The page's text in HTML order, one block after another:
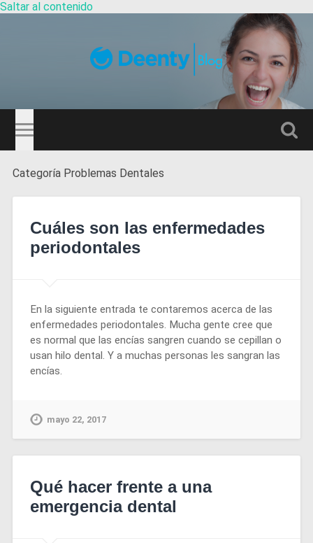
Saltar al contenido
Guía
Dentistas
Categoría Problemas Dentales
Cuáles son las enfermedades
periodontales
En la siguiente entrada te contaremos acerca de las
enfermedades periodontales. Mucha gente cree que
es normal que las encías sangren cuando se cepillan o
usan hilo dental. Y a muchas personas les sangran las
encías.
mayo 22, 2017
Qué hacer frente a una
emergencia dental